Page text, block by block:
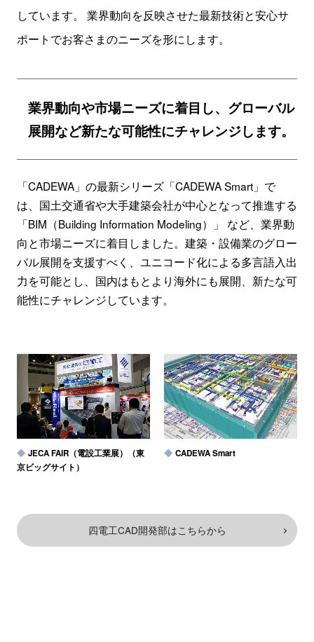
しています。 業界動向を反映させた最新技術と安心サ
ポートでお客さまのニーズを形にします。
業界動向や市場ニーズに着目し、グローバル
展開など新たな可能性にチャレンジします。
「CADEWA」の最新シリーズ「CADEWA Smart」で
は、国土交通省や大手建築会社が中心となって推進する
「BIM（Building Information Modeling）」 など、業界動
向と市場ニーズに着目しました。建築・設備業のグロー
バル展開を支援すべく、ユニコード化による多言語入出
力を可能とし、国内はもとより海外にも展開、新たな可
能性にチャレンジしています。
JECA FAIR（電設工業展）（東
京ビッグサイト）
CADEWA Smart
四電工CAD開発部はこちらから